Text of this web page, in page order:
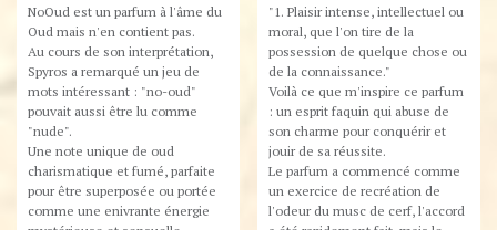
NoOud est un parfum à l'âme du
Oud mais n'en contient pas.
Au cours de son interprétation,
Spyros a remarqué un jeu de
mots intéressant : "no-oud"
pouvait aussi être lu comme
"nude".
Une note unique de oud
charismatique et fumé, parfaite
pour être superposée ou portée
comme une enivrante énergie
"1. Plaisir intense, intellectuel ou
moral, que l'on tire de la
possession de quelque chose ou
de la connaissance."
Voilà ce que m'inspire ce parfum
: un esprit faquin qui abuse de
son charme pour conquérir et
jouir de sa réussite.
Le parfum a commencé comme
un exercice de recréation de
l'odeur du musc de cerf, l'accord